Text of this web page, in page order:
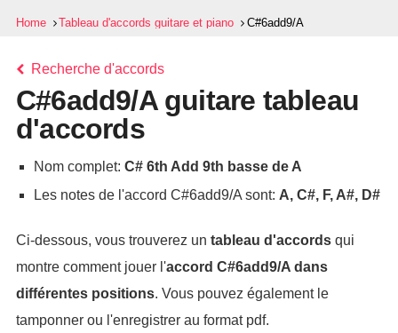
Home Tableau d'accords guitare et piano C#6add9/A
Recherche d'accords
C#6add9/A guitare tableau
d'accords
Nom complet: C# 6th Add 9th basse de A
Les notes de l'accord C#6add9/A sont: A, C#, F, A#, D#
Ci-dessous, vous trouverez un tableau d'accordsqui
montre comment jouer l'accord C#6add9/Adans
différentes positions. Vous pouvez également le
tamponner ou l'enregistrer au format pdf.